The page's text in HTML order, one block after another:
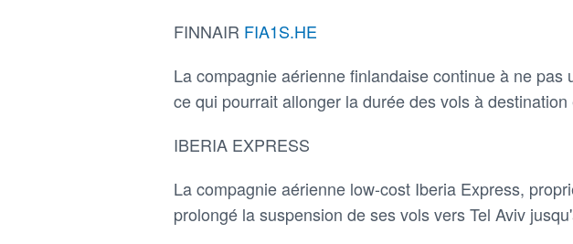
FINNAIR FIA1S.HE
La compagnie aérienne finlandaise continue à ne pas
ce qui pourrait allonger la durée des vols à
IBERIA EXPRESS
La compagnie aérienne low-cost Iberia Express,
prolongé la suspension de ses vols vers Tel Aviv